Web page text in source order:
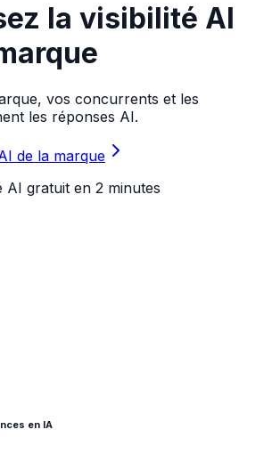
la visibilité AI
vos concurrents et les
les réponses AI.
de la marque
AI gratuit en 2 minutes
en IA